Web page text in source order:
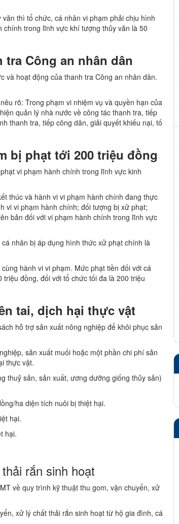
thì tổ chức, cá nhân vi phạm phải chịu hình
trong lĩnh vực khí tượng thủy văn là 50
Công an nhân dân
và hoạt động của thanh tra Công an nhân dân.
rõ: Trong phạm vi nhiệm vụ và quyền hạn của
quản lý nhà nước về công tác thanh tra, tiếp
thanh tra, tiếp công dân, giải quyết khiếu nại, tố
bị phạt tới 200 triệu đồng
vi phạm hành chính trong lĩnh vực kinh
thúc và hành vi vi phạm hành chính đang thực
vi vi phạm hành chính; đối tượng bị xử phạt;
bản đối với vi phạm hành chính trong lĩnh vực
nhân bị áp dụng hình thức xử phạt chính là
hành vi vi phạm. Mức phạt tiền đối với cá
đồng, đối với tổ chức tối đa là 200 triệu
tai, dịch hại thực vật
hỗ trợ sản xuất nông nghiệp để khôi phục sản
sản xuất muối hoặc một phần chi phí sản
thực vật.
thuỷ sản, sản xuất, ương dưỡng giống thủy sản)
ha diện tích nuôi bị thiệt hại.
hại.
hại.
rắn sinh hoạt
về quy trình kỹ thuật thu gom, vận chuyển, xử
xử lý chất thải rắn sinh hoạt từ hộ gia đình, cá